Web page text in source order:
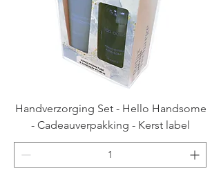
Handverzorging Set - Hello Handsome
- Cadeauverpakking - Kerst label